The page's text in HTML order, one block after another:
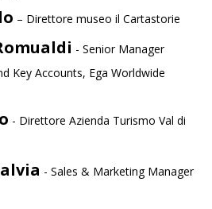
– Direttore museo il Cartastorie
- Senior Manager
Key Accounts, Ega Worldwide
- Direttore Azienda Turismo Val di
- Sales & Marketing Manager